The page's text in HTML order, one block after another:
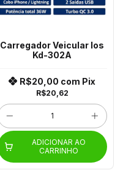
Carregador Veicular Ios
Kd-302A
R$20,62
R$20,00 com Pix
ADICIONAR AO
CARRINHO